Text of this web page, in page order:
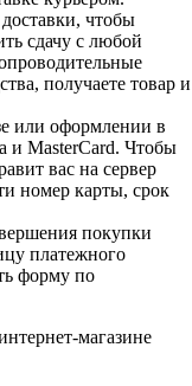
чтобы
сдачу с любой
получаете товар и
или оформлении в
и MasterCard. Чтобы
вас на сервер
номер карты, срок
покупки
платежного
форму по
магазине